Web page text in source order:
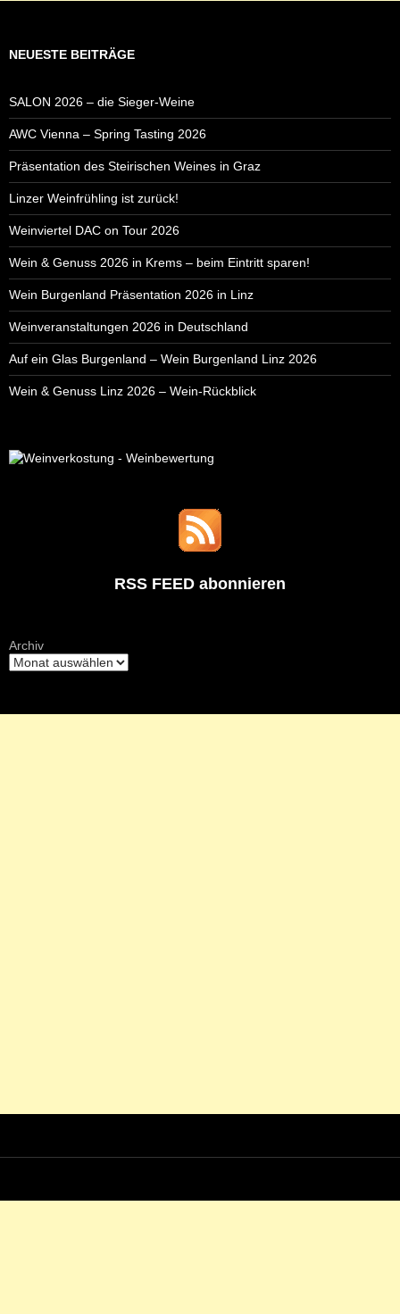
NEUESTE BEITRÄGE
SALON 2026 – die Sieger-Weine
AWC Vienna – Spring Tasting 2026
Präsentation des Steirischen Weines in Graz
Linzer Weinfrühling ist zurück!
Weinviertel DAC on Tour 2026
Wein & Genuss 2026 in Krems – beim Eintritt sparen!
Wein Burgenland Präsentation 2026 in Linz
Weinveranstaltungen 2026 in Deutschland
Auf ein Glas Burgenland – Wein Burgenland Linz 2026
Wein & Genuss Linz 2026 – Wein-Rückblick
RSS FEED abonnieren
Archiv